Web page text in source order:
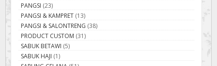
PANGSI (23)
PANGSI & KAMPRET (13)
PANGSI & SALONTRENG (38)
PRODUCT CUSTOM (31)
SABUK BETAWI (5)
SABUK HAJI (1)